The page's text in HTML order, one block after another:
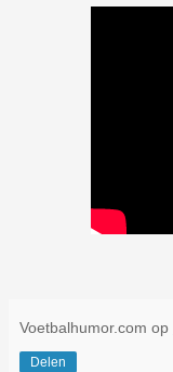
Voetbalhumor.com op
Delen